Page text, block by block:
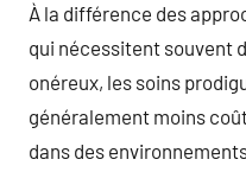
À la différence des
qui nécessitent souvent
onéreux, les soins
généralement moins
dans des